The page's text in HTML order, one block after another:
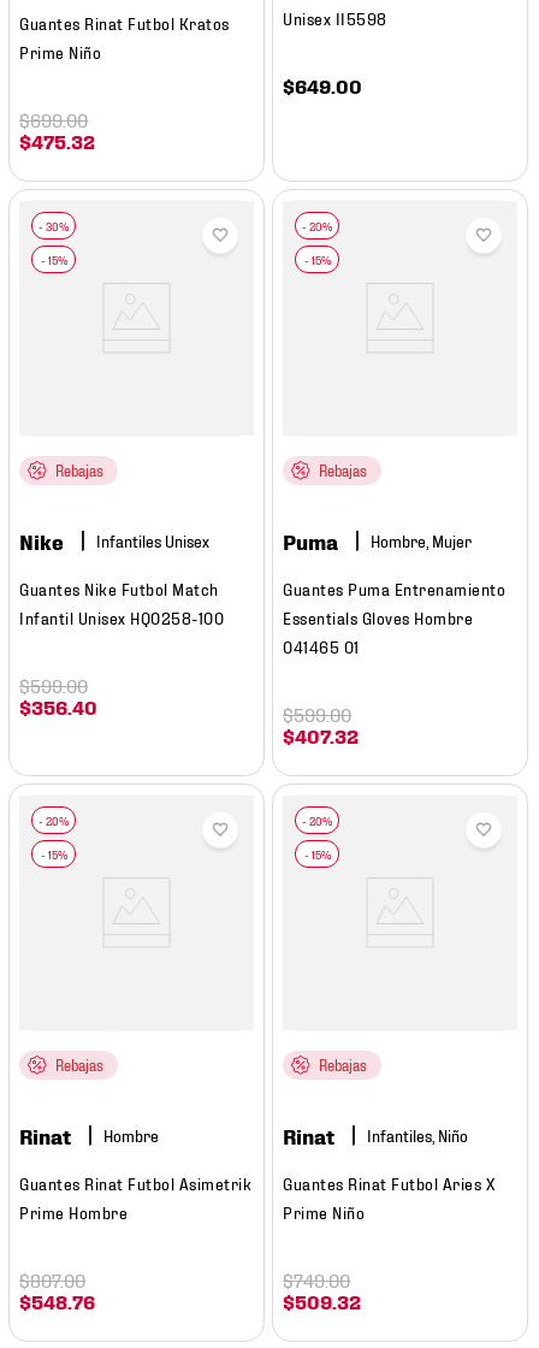
Guantes Rinat Futbol Kratos
Prime Niño
$475 .32
$699.00
Unisex II5598
$649 .00
Rebajas
Nike
Guantes Nike Futbol Match
Infantil Unisex HQ0258-100
$356 .40
$599.00
Rebajas
Puma Hombre, Mujer
Guantes Puma Entrenamiento
Essentials Gloves Hombre
041465 01
$407.32
$599.00
Rebajas
Rinat Hombre
Guantes Rinat Futbol Asimetrik
Prime Hombre
$548 .76
$807.00
Rebajas
Rinat Infantiles, Niño
Guantes Rinat Futbol Aries X
Prime Niño
$509 .32
$749.00